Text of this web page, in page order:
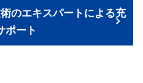
のエキスパートによる充
ポート